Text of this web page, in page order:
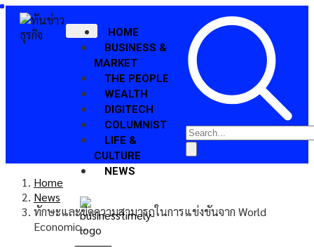
HOME
BUSINESS &
MARKET
THE PEOPLE
WEALTH
DIGITECH
COLUMNIST
LIFE &
CULTURE
NEWS
Home
News
ทักษะและขีดความสามารถในการแข่งขันจาก World
Economic…